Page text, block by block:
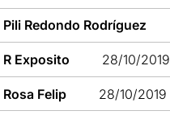
Pili Redondo Rodríguez
R Exposito 28/10/2019
Rosa Felip 28/10/2019